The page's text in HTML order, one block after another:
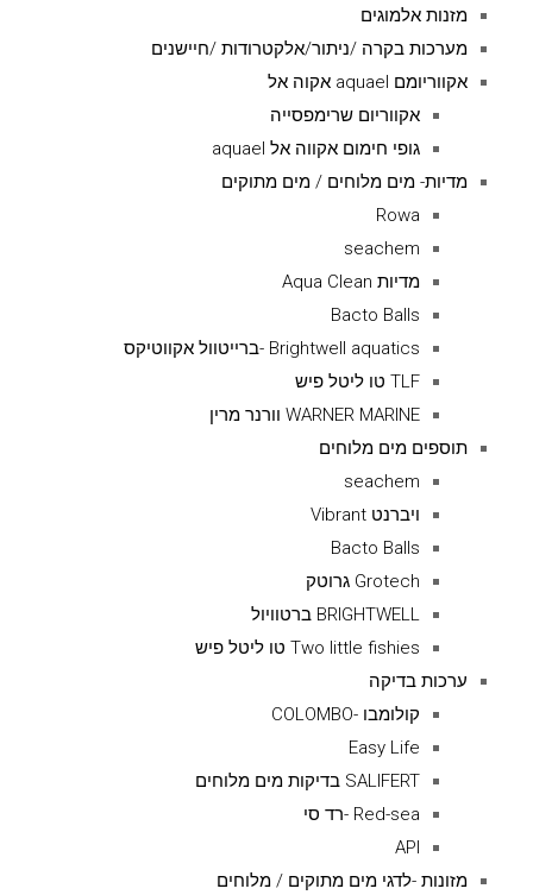
מזנות אלמוגים
מערכות בקרה /ניתור/אלקטרודות /חיישנים
אקווריומם aquael אקוה אל
אקווריום שרימפסייה
גופי חימום אקווה אל aquael
מדיות- מים מלוחים / מים מתוקים
Rowa
seachem
מדיות Aqua Clean
Bacto Balls
Brightwell aquatics -ברייטוול אקווטיקס
TLF טו ליטל פיש
WARNER MARINE וורנר מרין
תוספים מים מלוחים
seachem
ויברנט Vibrant
Bacto Balls
Grotech גרוטק
BRIGHTWELL ברטוויול
Two little fishies טו ליטל פיש
ערכות בדיקה
קולומבו -COLOMBO
Easy Life
SALIFERT בדיקות מים מלוחים
Red-sea -רד סי
API
מזונות -לדגי מים מתוקים / מלוחים